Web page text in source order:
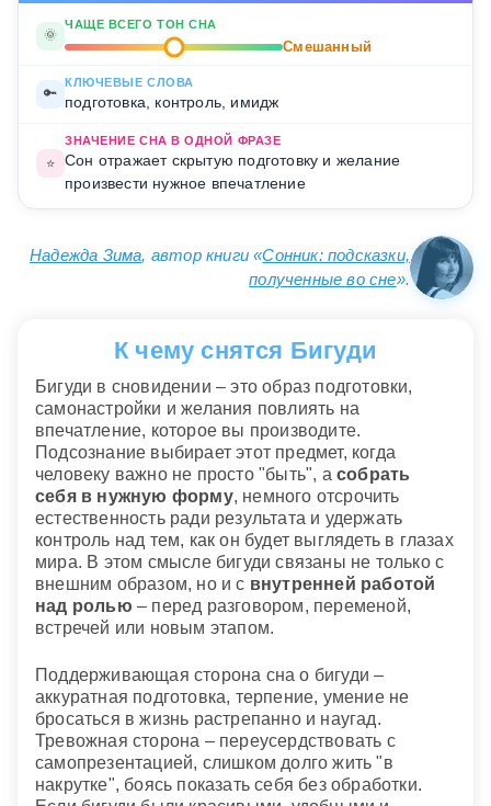
🌞
ЧАЩЕ ВСЕГО ТОН СНА
Смешанный
🔑
КЛЮЧЕВЫЕ СЛОВА
подготовка, контроль, имидж
⭐
ЗНАЧЕНИЕ СНА В ОДНОЙ ФРАЗЕ
Сон отражает скрытую подготовку и желание
произвести нужное впечатление
Надежда Зима, автор книги «Сонник: подсказки,
полученные во сне».
К чему снятся Бигуди
Бигуди в сновидении – это образ подготовки,
самонастройки и желания повлиять на
впечатление, которое вы производите.
Подсознание выбирает этот предмет, когда
человеку важно не просто "быть", а собрать
себя в нужную форму, немного отсрочить
естественность ради результата и удержать
контроль над тем, как он будет выглядеть в глазах
мира. В этом смысле бигуди связаны не только с
внешним образом, но и с внутренней работой
над ролью – перед разговором, переменой,
встречей или новым этапом.
Поддерживающая сторона сна о бигуди –
аккуратная подготовка, терпение, умение не
бросаться в жизнь растрепанно и наугад.
Тревожная сторона – переусердствовать с
самопрезентацией, слишком долго жить "в
накрутке", боясь показать себя без обработки.